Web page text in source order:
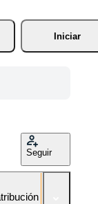
Iniciar
Seguir